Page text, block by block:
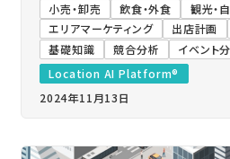
小売・卸売 飲食・外食
観光・
エリアマーケティング
出店計画
基礎知識
競合分析
イベント
Location AI Platform®
2024年11月13日